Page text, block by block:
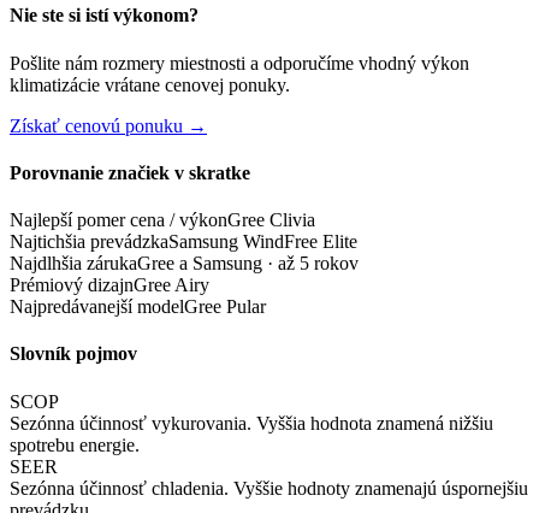
Nie ste si istí výkonom?
Pošlite nám rozmery miestnosti a odporučíme vhodný výkon
klimatizácie vrátane cenovej ponuky.
Získať cenovú ponuku →
Porovnanie značiek v skratke
Najlepší pomer cena / výkonGree Clivia
Najtichšia prevádzkaSamsung WindFree Elite
Najdlhšia zárukaGree a Samsung · až 5 rokov
Prémiový dizajnGree Airy
Najpredávanejší modelGree Pular
Slovník pojmov
SCOP
Sezónna účinnosť vykurovania. Vyššia hodnota znamená nižšiu
spotrebu energie.
SEER
Sezónna účinnosť chladenia. Vyššie hodnoty znamenajú úspornejšiu